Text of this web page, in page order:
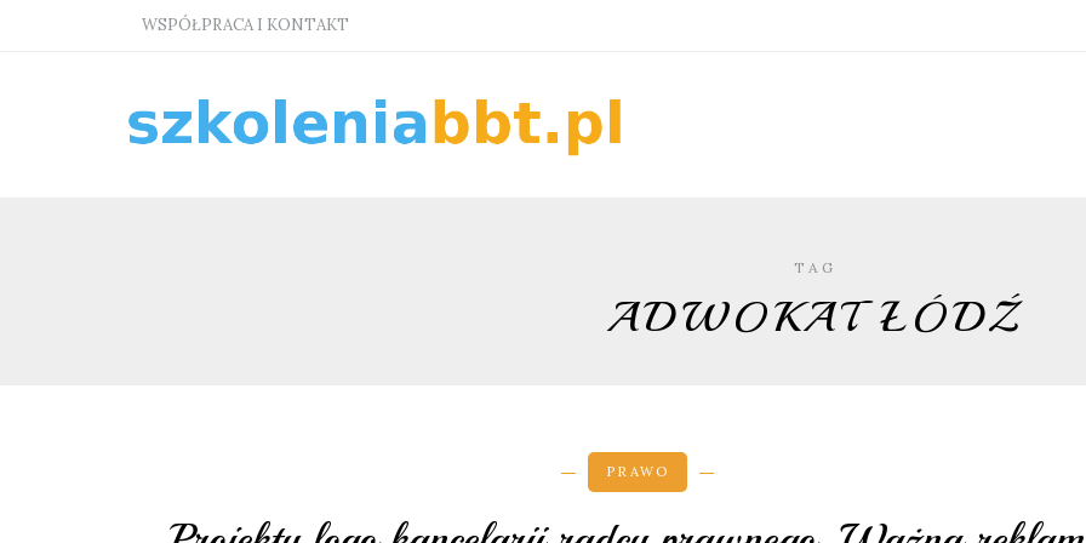
WSPÓŁPRACA I KONTAKT
TAG
ADWOKAT ŁÓDŹ
PRAWO